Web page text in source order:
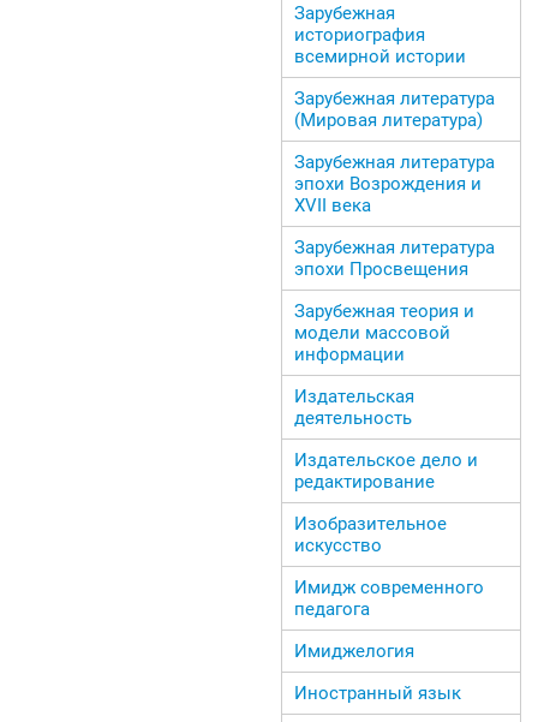
Зарубежная
историография
всемирной истории
Зарубежная литература
(Мировая литература)
Зарубежная литература
эпохи Возрождения и
ХVII века
Зарубежная литература
эпохи Просвещения
Зарубежная теория и
модели массовой
информации
Издательская
деятельность
Издательское дело и
редактирование
Изобразительное
искусство
Имидж современного
педагога
Имиджелогия
Иностранный язык